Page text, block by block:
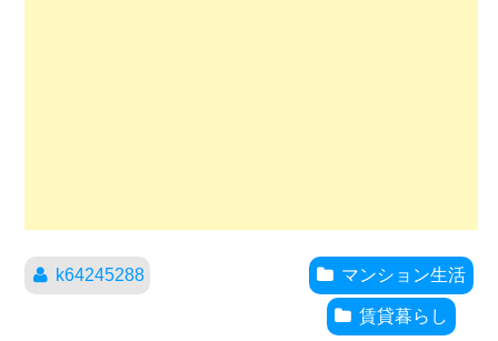
k64245288 マンション生活
賃貸暮らし